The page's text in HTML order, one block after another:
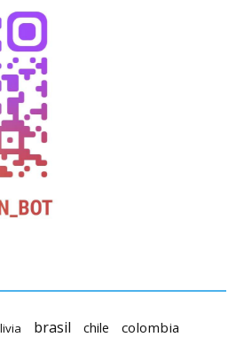
brasil chile colombia